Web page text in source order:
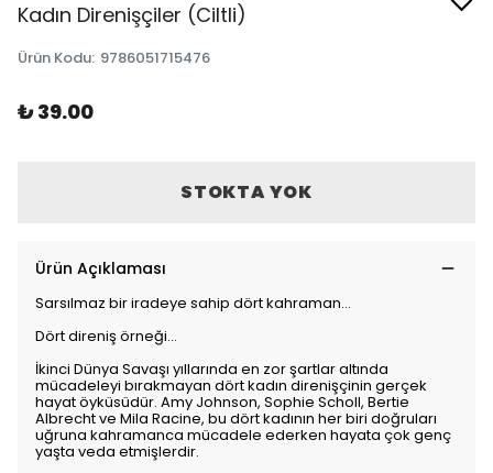
Kadın Direnişçiler (Ciltli)
Ürün Kodu: 9786051715476
₺ 39.00
STOKTA YOK
Ürün Açıklaması
Sarsılmaz bir iradeye sahip dört kahraman…
Dört direniş örneği…
İkinci Dünya Savaşı yıllarında en zor şartlar altında
mücadeleyi bırakmayan dört kadın direnişçinin gerçek
hayat öyküsüdür. Amy Johnson, Sophie Scholl, Bertie
Albrecht ve Mila Racine, bu dört kadının her biri doğruları
uğruna kahramanca mücadele ederken hayata çok genç
yaşta veda etmişlerdir.